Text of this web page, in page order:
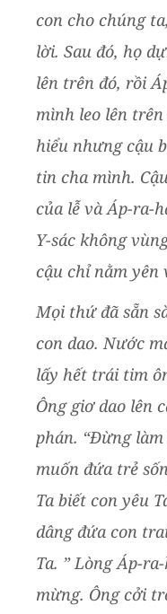
con cho chúng
lời. Sau đó, họ
lên trên đó, rồi
mình leo lên
hiểu nhưng cậu
tin cha mình.
của lễ và Áp-ra-
Y-sác không
cậu chỉ nằm yên
Mọi thứ đã sẵn
con dao. Nước
lấy hết trái tim
Ông giơ dao lên
phán. “Đừng
muốn đứa trẻ
Ta biết con yêu
dâng đứa con
Ta. ” Lòng Áp-
mừng. Ông cởi